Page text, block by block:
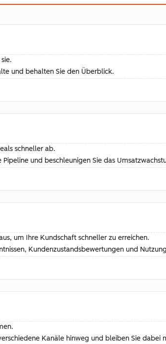
und behalten Sie den Überblick.
schneller ab.
und beschleunigen Sie das
um Ihre Kundschaft schneller zu erreichen.
Kundenzustandsbewertungen und
Kanäle hinweg und bleiben Sie dabei